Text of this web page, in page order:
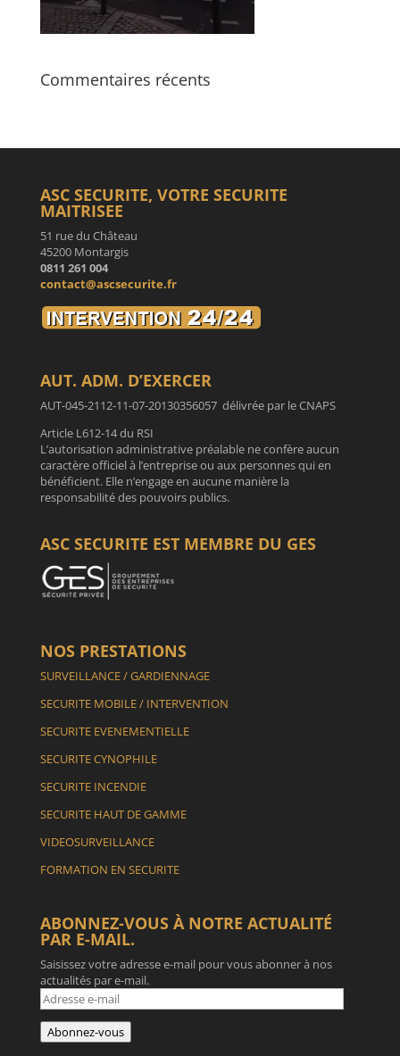
Commentaires récents
ASC SECURITE, VOTRE SECURITE
MAITRISEE
51 rue du Château
45200 Montargis
0811 261 004
contact@ascsecurite.fr
AUT. ADM. D’EXERCER
AUT-045-2112-11-07-20130356057 délivrée par le CNAPS
Article L612-14 du RSI
L’autorisation administrative préalable ne confère aucun
caractère officiel à l’entreprise ou aux personnes qui en
bénéficient. Elle n’engage en aucune manière la
responsabilité des pouvoirs publics.
ASC SECURITE EST MEMBRE DU GES
NOS PRESTATIONS
SURVEILLANCE / GARDIENNAGE
SECURITE MOBILE / INTERVENTION
SECURITE EVENEMENTIELLE
SECURITE CYNOPHILE
SECURITE INCENDIE
SECURITE HAUT DE GAMME
VIDEOSURVEILLANCE
FORMATION EN SECURITE
ABONNEZ-VOUS À NOTRE ACTUALITÉ
PAR E-MAIL.
Saisissez votre adresse e-mail pour vous abonner à nos
actualités par e-mail.
Adresse
e-
mail
Abonnez-vous